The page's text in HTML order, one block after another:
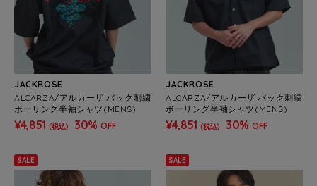
JACKROSE
ALCARZA/アルカーザ バック刺繍
ボーリング半袖シャツ(MENS)
¥4,851 (税込) 30% OFF
JACKROSE
ALCARZA/アルカーザ バック刺繍
ボーリング半袖シャツ(MENS)
¥4,851 (税込) 30% OFF
SALE SALE